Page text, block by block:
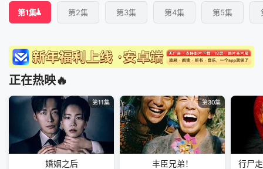
第1集 第2集 第3集 第4集 第5集
正在热映🔥
第11集
婚姻之后
第30集
丰臣兄弟！ 行尸